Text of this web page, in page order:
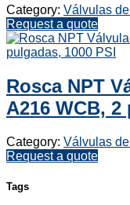
Category: Válvulas
Request a quote
Rosca NPT
A216 WCB, 2
Category: Válvulas
Request a quote
Tags